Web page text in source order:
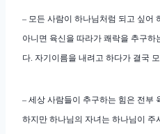
– 모든 사람이 하나님처럼 되고 싶어
아니면 육신을 따라가 쾌락을 추구하
다. 자기이름을 내려고 하다가 결국
– 세상 사람들이 추구하는 힘은 전부
하지만 하나님의 자녀는 하나님이 주